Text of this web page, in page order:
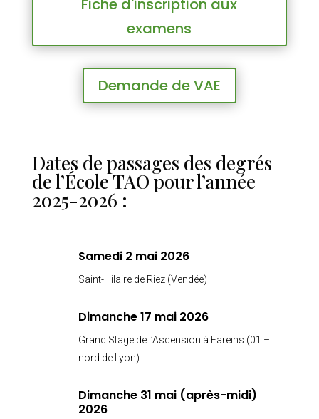
Fiche d'inscription aux
examens
Demande de VAE
Dates de passages des degrés
de l’École TAO pour l’année
2025-2026 :
Samedi 2 mai 2026
Saint-Hilaire de Riez (Vendée)
Dimanche 17 mai 2026
Grand Stage de l’Ascension à Fareins (01 –
nord de Lyon)
Dimanche 31 mai (après-midi)
2026